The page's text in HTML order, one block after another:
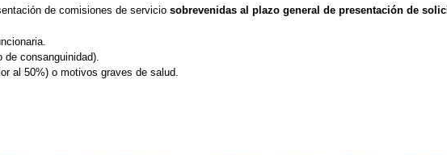
de comisiones de servicio sobrevenidas al plazo general de presentación de
de consanguinidad).
al 50%) o motivos graves de salud.